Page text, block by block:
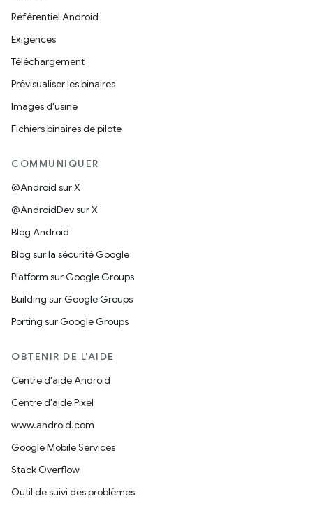
Référentiel Android
Exigences
Téléchargement
Prévisualiser les binaires
Images d'usine
Fichiers binaires de pilote
COMMUNIQUER
@Android sur X
@AndroidDev sur X
Blog Android
Blog sur la sécurité Google
Platform sur Google Groups
Building sur Google Groups
Porting sur Google Groups
OBTENIR DE L'AIDE
Centre d'aide Android
Centre d'aide Pixel
www.android.com
Google Mobile Services
Stack Overflow
Outil de suivi des problèmes